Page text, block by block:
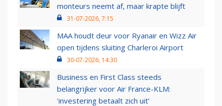
monteurs neemt af, maar krapte blijft
31-07-2026, 7:15
MAA houdt deur voor Ryanair en Wizz Air
open tijdens sluiting Charleroi Airport
30-07-2026, 14:30
Business en First Class steeds
belangrijker voor Air France-KLM:
‘investering betaalt zich uit’